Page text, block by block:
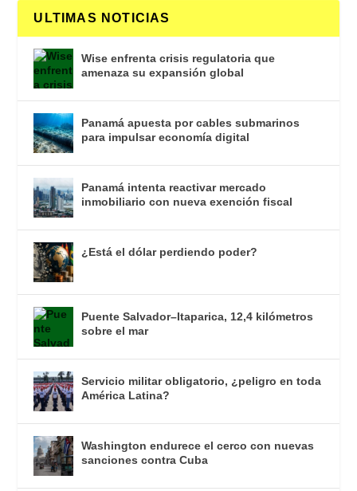
ULTIMAS NOTICIAS
Wise enfrenta crisis regulatoria que
amenaza su expansión global
Panamá apuesta por cables submarinos
para impulsar economía digital
Panamá intenta reactivar mercado
inmobiliario con nueva exención fiscal
¿Está el dólar perdiendo poder?
Puente Salvador–Itaparica, 12,4 kilómetros
sobre el mar
Servicio militar obligatorio, ¿peligro en toda
América Latina?
Washington endurece el cerco con nuevas
sanciones contra Cuba